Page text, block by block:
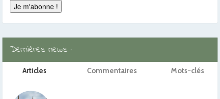
Dernières news :
Articles Commentaires Mots-clés